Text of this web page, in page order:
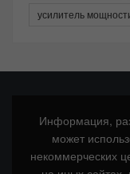
усилитель
Информация,
может
некоммерческих